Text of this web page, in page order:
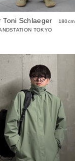
Toni Schlaeger
180cm
TOKYO